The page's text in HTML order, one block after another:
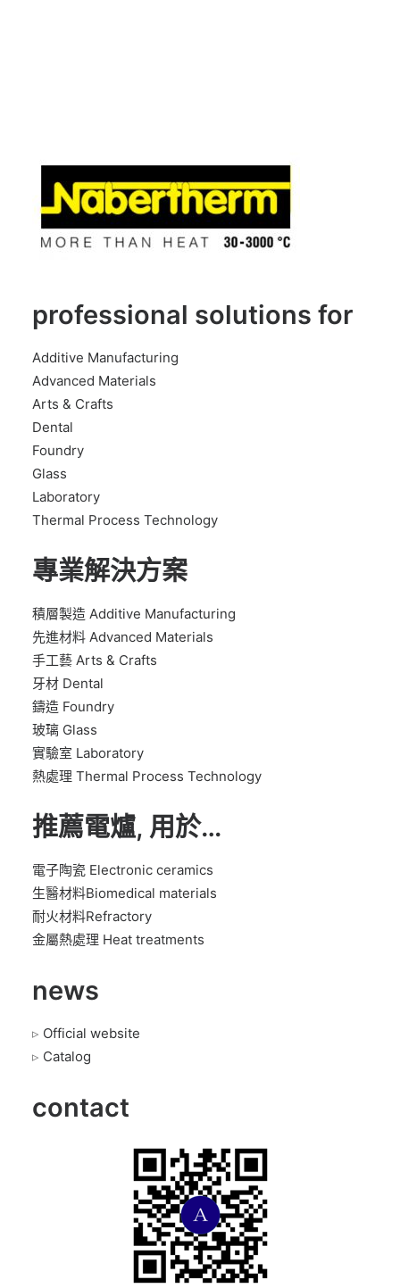
professional solutions for
Additive Manufacturing
Advanced Materials
Arts & Crafts
Dental
Foundry
Glass
Laboratory
Thermal Process Technology
專業解決方案
積層製造 Additive Manufacturing
先進材料 Advanced Materials
手工藝 Arts & Crafts
牙材 Dental
鑄造 Foundry
玻璃 Glass
實驗室 Laboratory
熱處理 Thermal Process Technology
推薦電爐, 用於…
電子陶瓷 Electronic ceramics
生醫材料Biomedical materials
耐火材料Refractory
金屬熱處理 Heat treatments
news
▹ Official website
▹ Catalog
contact